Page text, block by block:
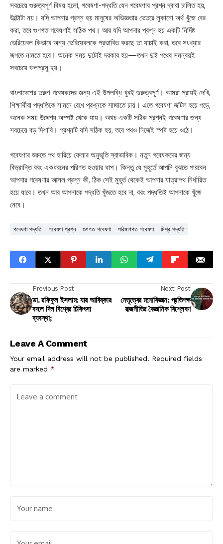
সবচেয়ে গুরুত্বপূর্ণ বিষয় হলো, গবেষণা-পদ্ধতি যেন গবেষণার প্রশ্ন দ্বারা চালিত হয়,
উল্টোটা নয়। যদি আপনার প্রশ্ন হয় মানুষের অভিজ্ঞতার ভেতরে লুকানো অর্থ খুঁজে বের
করা, তবে গুণগত গবেষণাই সঠিক পথ। আর যদি আপনার প্রশ্ন হয় একটি নির্দিষ্ট
ভেরিয়েবল কিভাবে অন্য ভেরিয়েবলকে প্রভাবিত করছে তা যাচাই করা, তবে সংখ্যার
জগতে নামতে হবে। অনেক সময় দুটোই দরকার হয়—তখন দুই পথের সমন্বয়ই
সবচেয়ে ফলপ্রসূ হয়।
বাংলাদেশের তরুণ গবেষকদের জন্য এই উপলব্ধি খুবই গুরুত্বপূর্ণ। আমরা প্রায়ই দেখি,
শিক্ষার্থীরা পদ্ধতিকে সামনে রেখে প্রশ্নকে সাজাতে চায়। এতে গবেষণা জটিল হয়ে পড়ে,
অনেক সময় উদ্দেশ্য অস্পষ্ট থেকে যায়। অথচ একটি সঠিক প্রশ্নই গবেষণার জন্য
সবচেয়ে বড় দিশারি। প্রশ্নটি যদি সঠিক হয়, তবে পথও নিজেই স্পষ্ট হয়ে ওঠে।
গবেষণার শুরুতে পথ হারিয়ে ফেলার অনুভূতি স্বাভাবিক। নতুন গবেষকদের জন্য
বিভ্রান্তি বরং একধরনের পরিণত হওয়ার ধাপ। কিন্তু যে মুহূর্তে আপনি বুঝতে পারবেন
আপনার গবেষণার আসল প্রশ্ন কী, ঠিক সেই মুহূর্ত থেকেই আপনার যাত্রাপথ নির্ধারিত
হয়ে যাবে। তখন আর আপনাকে পদ্ধতি খুঁজতে হবে না, বরং পদ্ধতিই আপনাকে খুঁজে
নেবে।
গবেষণা পদ্ধতি গবেষণা প্রশ্ন গুণগত গবেষণা পরিমাণগত গবেষণা মিশ্র পদ্ধতি
Previous Post
ডা. রফিকুল ইসলাম: যার আবিষ্কার
বদলে দিল বিশ্বের চিকিৎসা
ব্যবস্থা;
Next Post
নেতৃত্বের মনোবিজ্ঞান: প্রতিপক্ষ
রাজনীতির বৈজ্ঞানিক বিশ্লেষণ
Leave A Comment
Your email address will not be published. Required fields
are marked *